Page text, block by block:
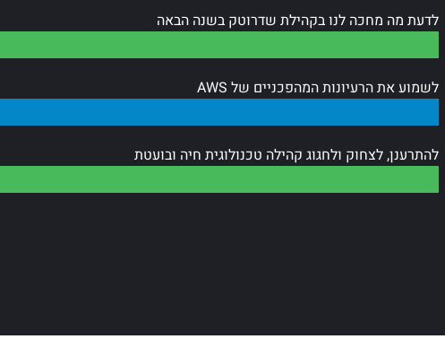
לדעת מה מחכה לנו בקהילת שדרוטק בשנה הבאה
לשמוע את הרעיונות המהפכניים של AWS
להתרענן, לצחוק ולחגוג קהילה טכנולוגית חיה ובועטת